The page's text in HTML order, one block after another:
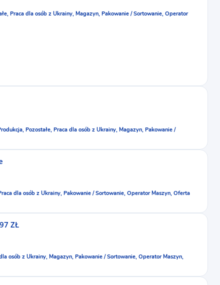
Praca dla osób z Ukrainy, Magazyn, Pakowanie / Sortowanie, Operator
Pozostałe, Praca dla osób z Ukrainy, Magazyn, Pakowanie /
dla osób z Ukrainy, Pakowanie / Sortowanie, Operator Maszyn, Oferta
ZŁ
osób z Ukrainy, Magazyn, Pakowanie / Sortowanie, Operator Maszyn,